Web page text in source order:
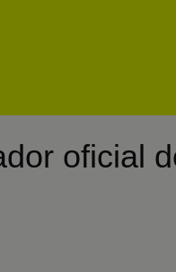
oficial